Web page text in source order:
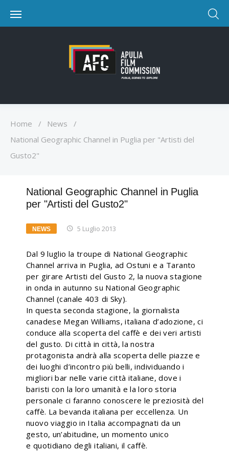
Home / News
/
National Geographic Channel in Puglia per "Artisti del
Gusto2"
National Geographic Channel in Puglia
per "Artisti del Gusto2"
NEWS 5 Luglio 2013
Dal 9 luglio la troupe di National Geographic
Channel arriva in Puglia, ad Ostuni e a Taranto
per girare Artisti del Gusto 2, la nuova stagione
in onda in autunno su National Geographic
Channel (canale 403 di Sky).
In questa seconda stagione, la giornalista
canadese Megan Williams, italiana d’adozione, ci
conduce alla scoperta del caffè e dei veri artisti
del gusto. Di città in città, la nostra
protagonista andrà alla scoperta delle piazze e
dei luoghi d’incontro più belli, individuando i
migliori bar nelle varie città italiane, dove i
baristi con la loro umanità e la loro storia
personale ci faranno conoscere le preziosità del
caffè. La bevanda italiana per eccellenza. Un
nuovo viaggio in Italia accompagnati da un
gesto, un’abitudine, un momento unico
e quotidiano degli italiani, il caffè.